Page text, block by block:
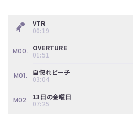
VTR
00:19
M00.
OVERTURE
01:51
M01.
自惚れビーチ
03:04
M02.
13日の金曜日
07:25